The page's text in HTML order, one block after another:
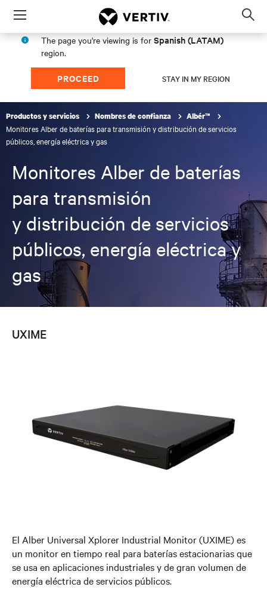
Menu
The page you're viewing is for Spanish (LATAM)
region.
PROCEED STAY IN MY REGION
Productos y servicios Nombres de confianza Albér™
Monitores Alber de baterías para transmisión y distribución de servicios
públicos, energía eléctrica y gas
Monitores Alber de baterías
para transmisión
y distribución de servicios
públicos, energía eléctrica y
gas
UXIME
El Alber Universal Xplorer Industrial Monitor (UXIME) es
un monitor en tiempo real para baterías estacionarias que
se usa en aplicaciones industriales y de gran volumen de
energía eléctrica de servicios públicos.